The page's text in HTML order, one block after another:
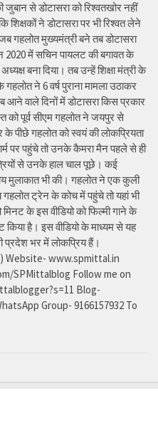
से डोटासरा को रिश्वतखोर नहीं
शिक्षकों ने डोटासरा पर भी रिश्वत लेने
गहलोत मुख्यमंत्री बने तब डोटासरा
2020 में सचिन पायलट की बगावत के
बना दिया। तब उन्हें शिक्षा मंत्री के
ने 6 वर्ष पुराना मामला उठाकर
आने वाले दिनों में डोटासरा किस प्रकार
को पूर्व सीएम गहलोत ने जयपुर से
गहलोत को स्वयं की लोकप्रियता
पर पहुंचे तो उनके कैमरा मैन पहले से ही
से उनके हाल चाल पूछे। कई
मुलाकात भी की। गहलोत ने एक कुली
ट्रेन के कोच में पहुंचे तो यहां भी
के इस वीडियो को फिल्मी गाने के
किया है। इस वीडियो के माध्यम से यह
प्रदेश भर में लोकप्रिय हैं।
Website- www.spmittal.in
SPMittalblog Follow me on
Blog-
Group- 9166157932 To